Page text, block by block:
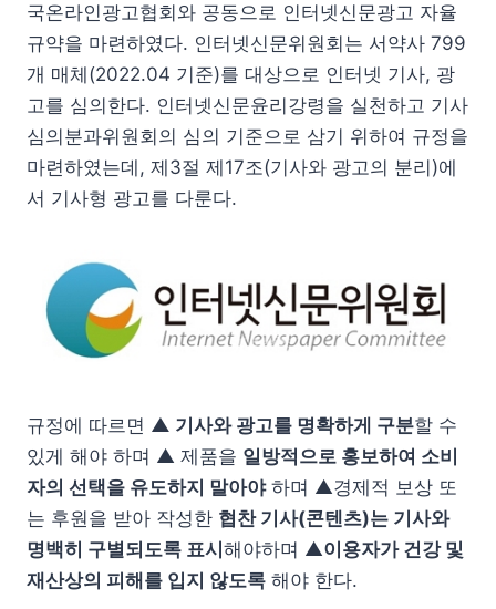
국온라인광고협회와 공동으로 인터넷신문광고 자율
규약을 마련하였다. 인터넷신문위원회는 서약사 799
개 매체(2022.04 기준)를 대상으로 인터넷 기사, 광
고를 심의한다. 인터넷신문윤리강령을 실천하고 기사
심의분과위원회의 심의 기준으로 삼기 위하여 규정을
마련하였는데, 제3절 제17조(기사와 광고의 분리)에
서 기사형 광고를 다룬다.
규정에 따르면 ▲ 기사와 광고를 명확하게 구분할 수
있게 해야 하며 ▲ 제품을 일방적으로 홍보하여 소비
자의 선택을 유도하지 말아야하며 ▲경제적 보상 또
는 후원을 받아 작성한 협찬 기사(콘텐츠)는 기사와
명백히 구별되도록 표시 해야하며 ▲이용자가 건강 및
재산상의 피해를 입지 않도록 해야 한다.